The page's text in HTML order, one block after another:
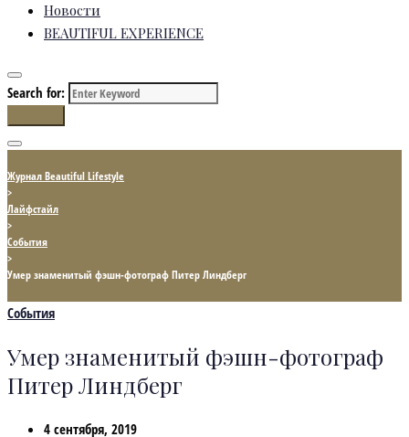
Новости
BEAUTIFUL EXPERIENCE
Search for:
Журнал Beautiful Lifestyle
>
Лайфстайл
>
События
>
Умер знаменитый фэшн-фотограф Питер Линдберг
События
Умер знаменитый фэшн-фотограф
Питер Линдберг
4 сентября, 2019